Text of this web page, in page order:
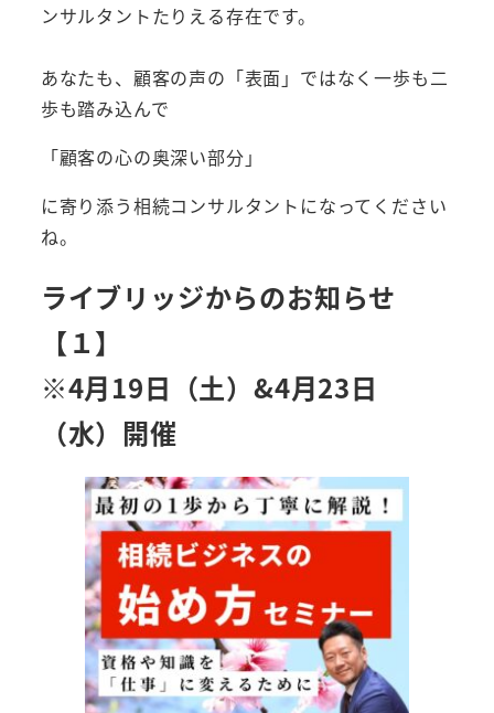
ンサルタントたりえる存在です。
あなたも、顧客の声の「表面」ではなく一歩も二
歩も踏み込んで
「顧客の心の奥深い部分」
に寄り添う相続コンサルタントになってください
ね。
ライブリッジからのお知らせ
【１】
※4月19日（土）&4月23日
（水）開催